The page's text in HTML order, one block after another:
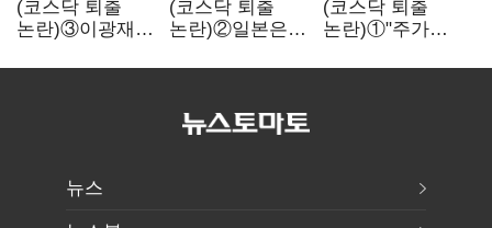
(코스닥 퇴출
논란)③이광재
자동차 없애지는
(코스닥 퇴출
논란)②일본은
기다려주는데
퇴출?…
시간만으론
(코스닥 퇴출
논란)①"주가
옥토 태운다"…
뉴스